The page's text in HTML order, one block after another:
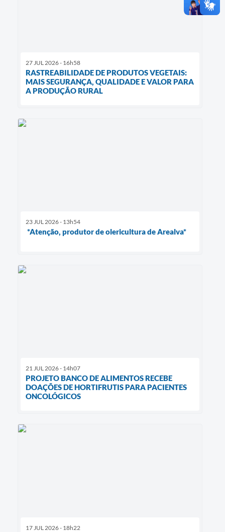
27 JUL 2026 - 16h58
RASTREABILIDADE DE PRODUTOS VEGETAIS:
MAIS SEGURANÇA, QUALIDADE E VALOR PARA
A PRODUÇÃO RURAL
23 JUL 2026 - 13h54
*Atenção, produtor de olericultura de Arealva*
21 JUL 2026 - 14h07
PROJETO BANCO DE ALIMENTOS RECEBE
DOAÇÕES DE HORTIFRUTIS PARA PACIENTES
ONCOLÓGICOS
17 JUL 2026 - 18h22